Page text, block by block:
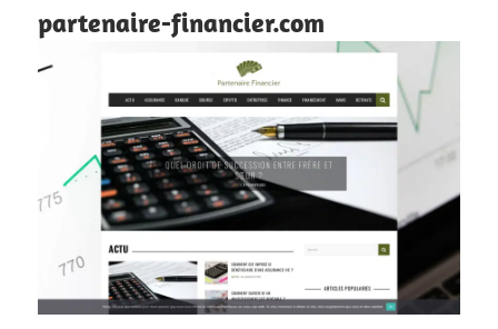
partenaire-financier.com